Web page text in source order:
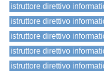
istruttore direttivo
istruttore direttivo
istruttore direttivo
istruttore direttivo
istruttore direttivo